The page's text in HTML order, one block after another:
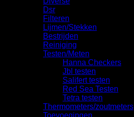
Dsr
Filteren
Lijmen/Stekken
Bestrijden
Reiniging
Testen/Meten
Hanna Checkers
Jbl testen
Salifert testen
Red Sea Testen
Tetra testen
Thermometers/zoutmeters
Toevoegingen